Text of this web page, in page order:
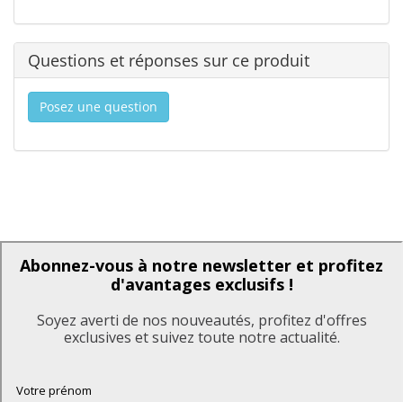
Questions et réponses sur ce produit
Posez une question